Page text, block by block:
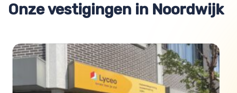
Onze vestigingen in Noordwijk